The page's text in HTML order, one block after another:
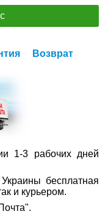
Возврат
1-3 рабочих дней
бесплатная
и курьером.